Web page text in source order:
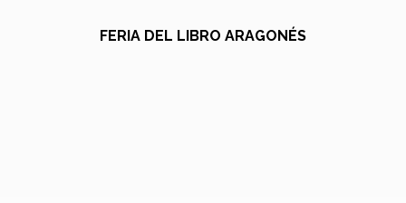
FERIA DEL LIBRO ARAGONÉS